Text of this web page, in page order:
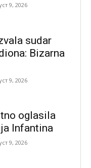
9, 2026
sudar
Bizarna
9, 2026
oglasila
Infantina
9, 2026